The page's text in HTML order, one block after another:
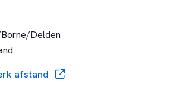
Delden
afstand